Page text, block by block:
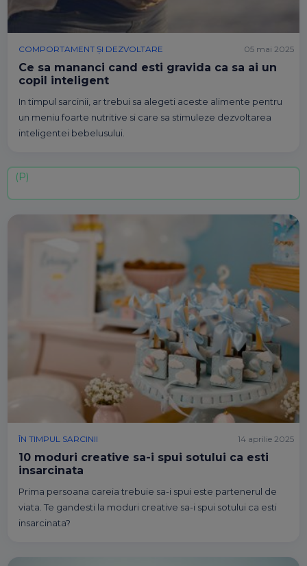
COMPORTAMENT ȘI DEZVOLTARE
Ce sa mananci cand esti gravida ca sa ai un
copil inteligent
In timpul sarcinii, ar trebui sa alegeti aceste alimente pentru
un meniu foarte nutritive si care sa stimuleze dezvoltarea
inteligentei bebelusului.
05 mai 2025
ÎN TIMPUL SARCINII
10 moduri creative sa-i spui sotului ca esti
insarcinata
Prima persoana careia trebuie sa-i spui este partenerul de
viata. Te gandesti la moduri creative sa-i spui sotului ca esti
insarcinata?
14 aprilie 2025